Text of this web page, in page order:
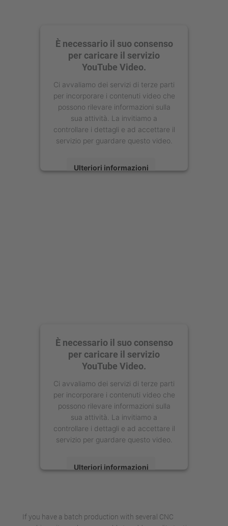
È necessario il suo consenso
per caricare il servizio
YouTube Video.
Ci avvaliamo dei servizi di terze parti
per incorporare i contenuti video che
possono rilevare informazioni sulla
sua attività. La invitiamo a
controllare i dettagli e ad accettare il
servizio per guardare questo video.
Ulteriori informazioni
È necessario il suo consenso
per caricare il servizio
YouTube Video.
Ci avvaliamo dei servizi di terze parti
per incorporare i contenuti video che
possono rilevare informazioni sulla
sua attività. La invitiamo a
controllare i dettagli e ad accettare il
servizio per guardare questo video.
Ulteriori informazioni
powered by
Usercentrics Consent
Management Platform
If you have a batch production with several CNC